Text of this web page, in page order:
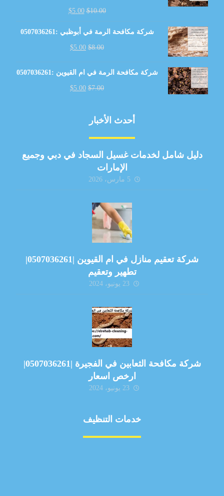
$10.00
$5.00
شركة مكافحة الرمة في أبوظبي :0507036261
$8.00
$5.00
شركة مكافحة الرمة في ام القيوين :0507036261
$7.00
$5.00
أحدث الأخبار
دليل شامل لخدمات غسيل السجاد في دبي وجميع
الإمارات
5 مارس، 2026
شركة تعقيم منازل في ام القيوين |0507036261|
تطهير وتعقيم
23 يونيو، 2024
شركة مكافحة الثعابين في الفجيرة |0507036261|
ارخص اسعار
23 يونيو، 2024
خدمات التنظيف